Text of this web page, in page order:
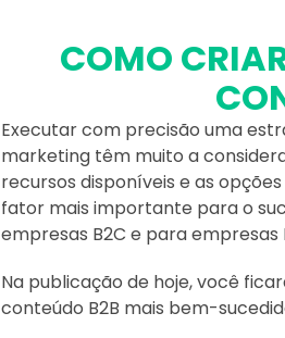
COMO
Executar com precisão uma
marketing têm muito a
recursos disponíveis e as
fator mais importante para o
empresas B2C e para empresas
Na publicação de hoje, você
conteúdo B2B mais bem-